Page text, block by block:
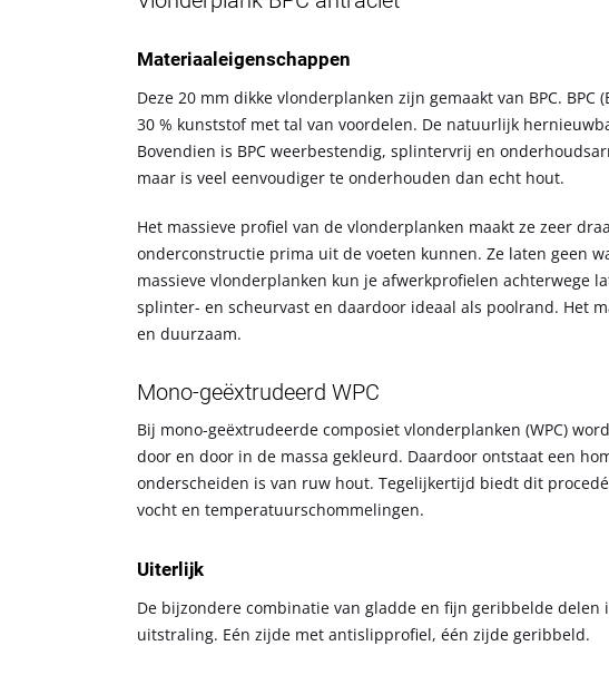
Materiaaleigenschappen
Deze 20 mm dikke vlonderplanken zijn gemaakt van BPC.
30 % kunststof met tal van voordelen. De natuurlijk
Bovendien is BPC weerbestendig, splintervrij en
maar is veel eenvoudiger te onderhouden dan echt hout.
Het massieve profiel van de vlonderplanken maakt ze zeer
onderconstructie prima uit de voeten kunnen. Ze laten geen
massieve vlonderplanken kun je afwerkprofielen achterwege
splinter- en scheurvast en daardoor ideaal als poolrand. Het
en duurzaam.
Mono-geëxtrudeerd WPC
Bij mono-geëxtrudeerde composiet vlonderplanken (WPC)
door en door in de massa gekleurd. Daardoor ontstaat een
onderscheiden is van ruw hout. Tegelijkertijd biedt dit
vocht en temperatuurschommelingen.
Uiterlijk
De bijzondere combinatie van gladde en fijn geribbelde
uitstraling. Eén zijde met antislipprofiel, één zijde geribbeld.